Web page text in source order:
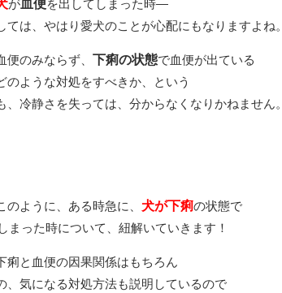
が血便を出してしまった時―
ては、やはり愛犬のことが心配にもなりますよね。
のみならず、 下痢の状態で血便が出ている
のような対処をすべきか、という
、冷静さを失っては、分からなくなりかねません。
のように、ある時急に、 犬が下痢の状態で
まった時について、紐解いていきます！
痢と血便の因果関係はもちろん
、気になる対処方法も説明しているので